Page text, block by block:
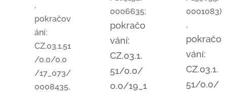
,
pokračov
ání:
CZ.03.1.51
/0.0/0.0
/17_073/
0008435,
0006635;
pokračo
vání:
CZ.03.1.
51/0.0/
0.0/19_1
0001083)
,
pokračo
vání:
CZ.03.1.
51/0.0/